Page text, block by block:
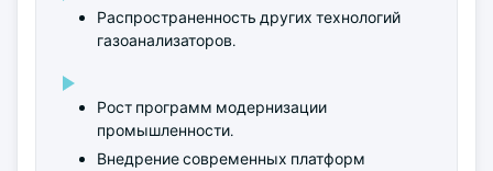
Распространенность других технологий
газоанализаторов.
Рост программ модернизации
промышленности.
Внедрение современных платформ